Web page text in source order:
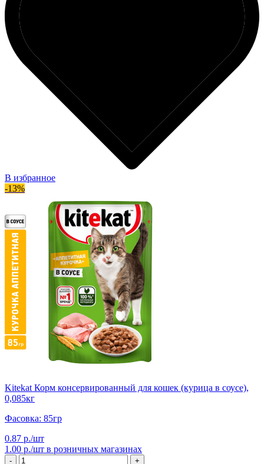
В избранное
-13%
Kitekat Корм консервированный для кошек (курица в соусе),
0,085кг
Фасовка: 85гр
0.87 р./шт
1.00 р./шт в розничных магазинах
- +